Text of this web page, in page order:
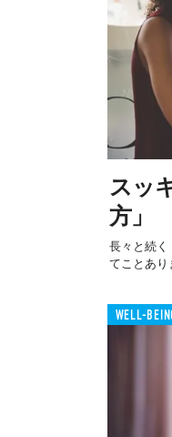
スッ
方」
長々と続く
てことあり
WELL-